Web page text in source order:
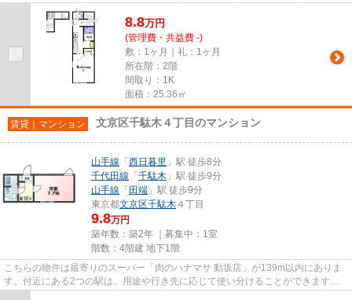
分の立地が魅力的な、利便性の高い...
8.8万円
(管理費・共益費 -)
敷：1ヶ月｜礼：1ヶ月
所在階：2階
間取り：1K
面積：25.36㎡
賃貸｜マンション 文京区千駄木４丁目のマンション
山手線 「 西日暮里 」駅 徒歩8分
千代田線 「 千駄木 」駅 徒歩9分
山手線 「 田端 」駅 徒歩9分
東京都文京区千駄木 ４丁目
9.8万円
築年数：築2年 ｜募集中： 1室
階数：4階建 地下1階
こちらの物件は最寄りのスーパー「肉のハナマサ 動坂店」が139m以内にありま
す。付近にある2つの駅は、用途や行き先に応じて使い分けることができます。